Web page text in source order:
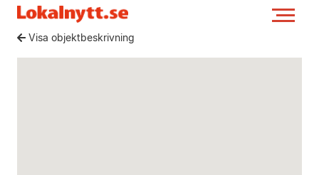
Visa objektbeskrivning